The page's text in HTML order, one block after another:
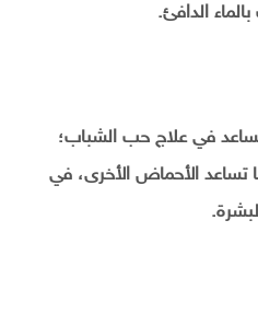
الدافئ.
في علاج حب الشباب؛
الأحماض الأخرى، في